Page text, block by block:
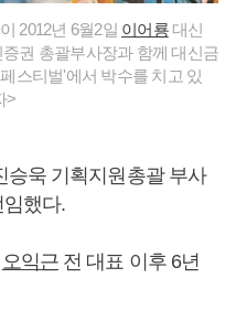
2012년 6월2일 이어룡대신
증권 총괄부사장과 함께 대신금
스티벌'에서 박수를 치고 있
>
승욱 기획지원총괄 부사
했다.
오익근 전 대표 이후 6년